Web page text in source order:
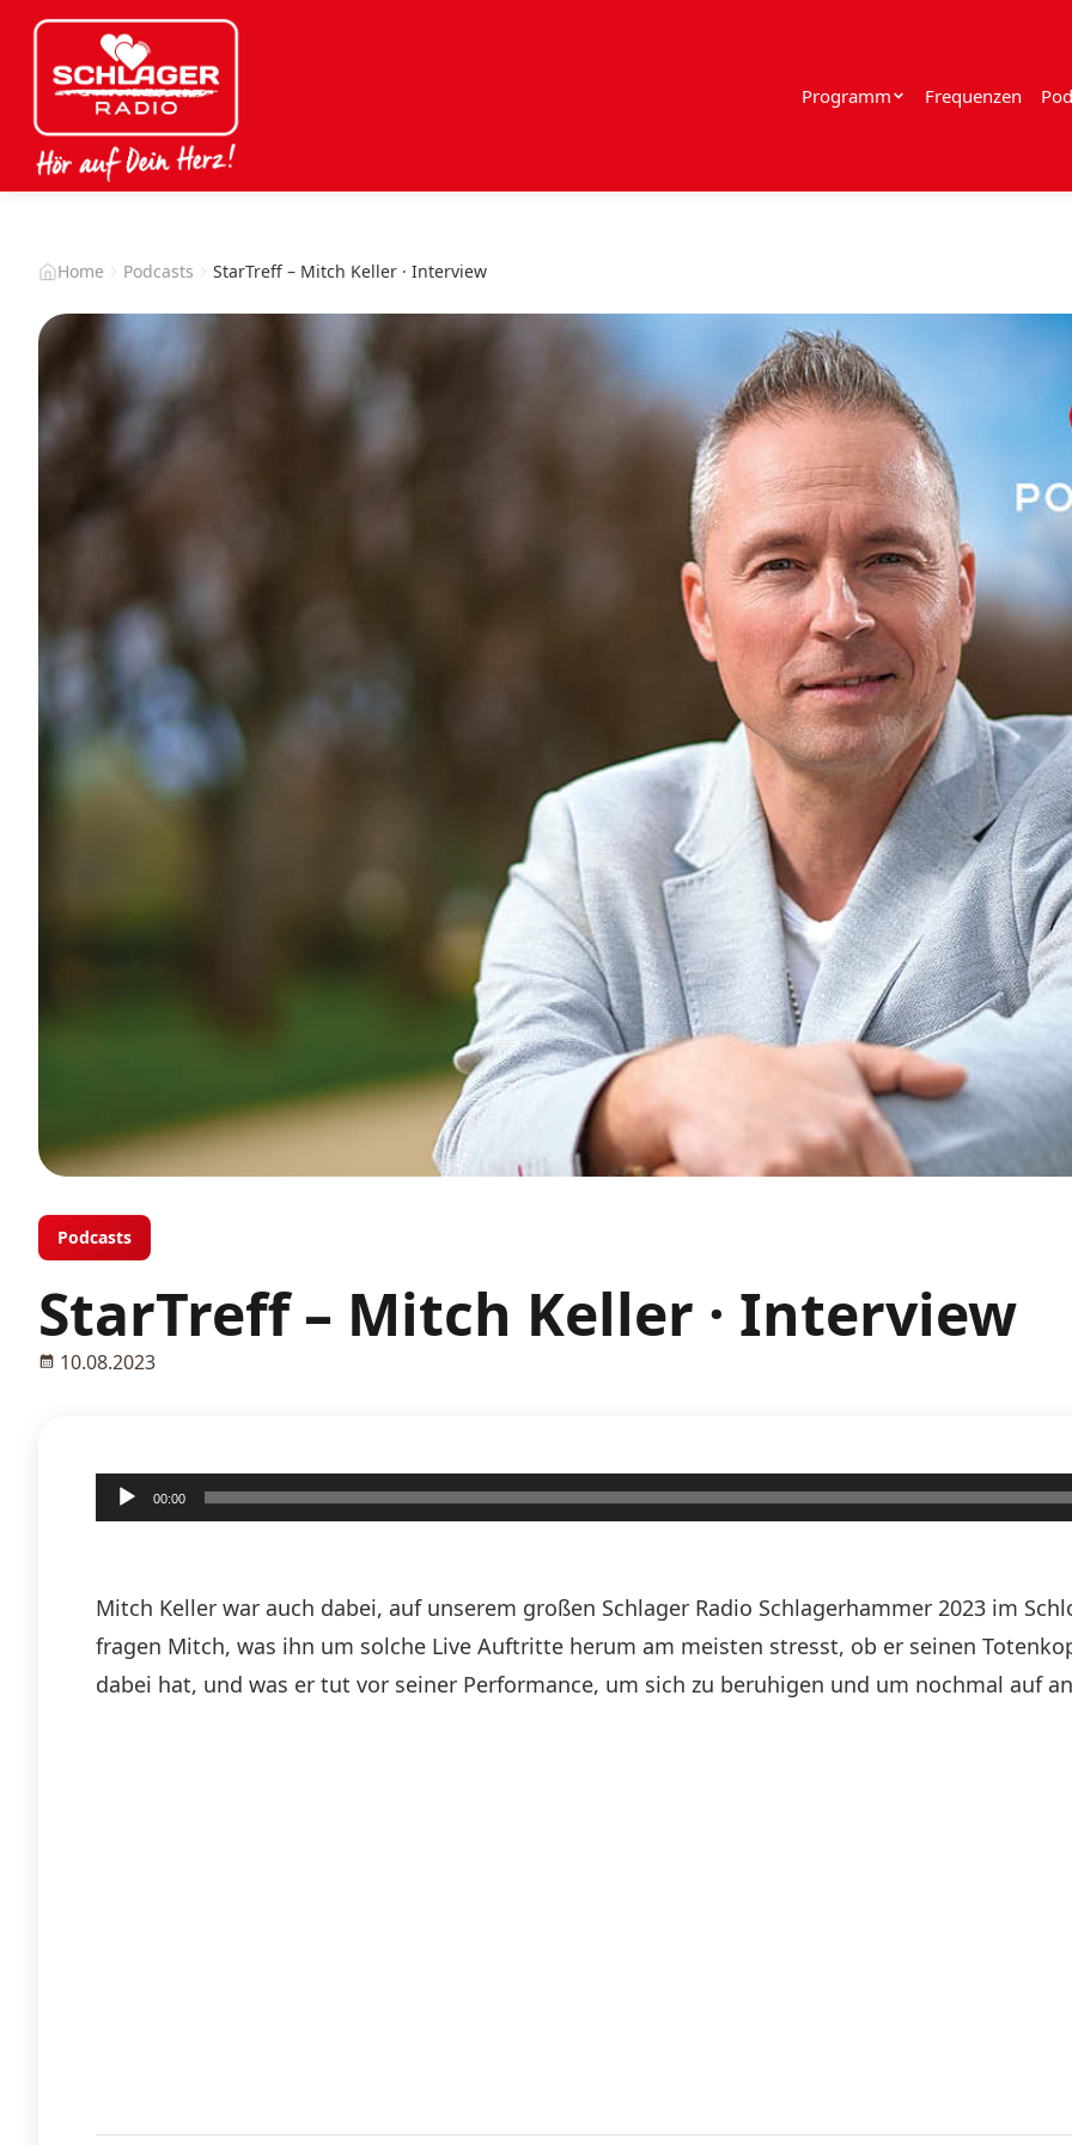
Programm Frequenzen
Home Podcasts StarTreff – Mitch Keller · Interview
Podcasts
StarTreff – Mitch Keller · Interview
10.08.2023
Audio-
Player
00:00
Mitch Keller war auch dabei, auf unserem großen Schlager Radio Schlagerhammer 2023 im
fragen Mitch, was ihn um solche Live Auftritte herum am meisten stresst, ob er seinen
dabei hat, und was er tut vor seiner Performance, um sich zu beruhigen und um nochmal auf